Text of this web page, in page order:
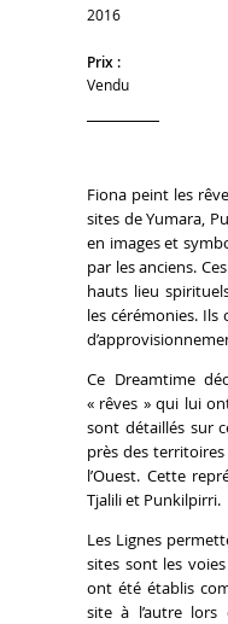
2016
Prix :
Vendu
Fiona peint les
sites de Yumara,
en images et
par les anciens.
hauts lieu
les cérémonies.
Ce Dreamtime
« rêves » qui lui
sont détaillés sur
près des
l’Ouest. Cette
Tjalili et Punkilpirri.
Les Lignes
sites sont les
ont été établis
site à l’autre lors